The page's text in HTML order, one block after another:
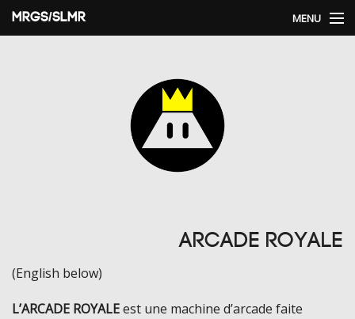
MRGS/SLMR MENU
Arcade Royale
(English below)
L’ARCADE ROYALEest une machine d’arcade faite